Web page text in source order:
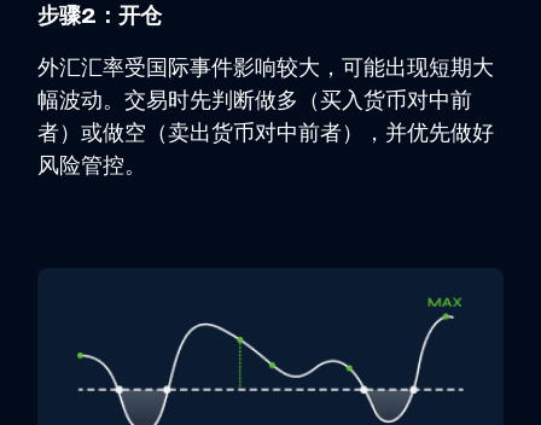
步骤2：开仓
外汇汇率受国际事件影响较大，可能出现短期大
幅波动。交易时先判断做多（买入货币对中前
者）或做空（卖出货币对中前者），并优先做好
风险管控。